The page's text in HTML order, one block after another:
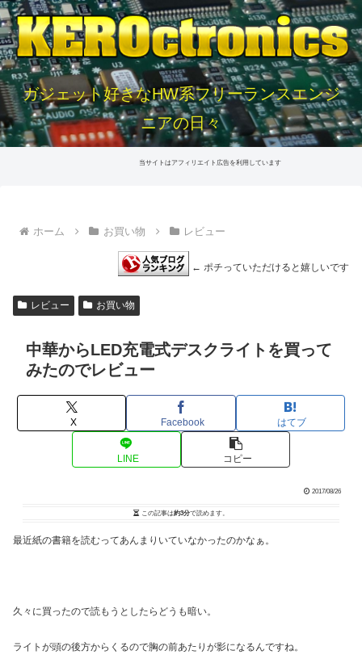
ガジェット好きなHW系フリーランスエンジ
ニアの日々
当サイトはアフィリエイト広告を利用しています
ホーム お買い物 レビュー
← ポチっていただけると嬉しいです
レビュー お買い物
中華からLED充電式デスクライトを買って
みたのでレビュー
X Facebook はてブ
LINE コピー
2017/08/26
この記事は約3分で読めます。
最近紙の書籍を読むってあんまりいていなかったのかなぁ。
久々に買ったので読もうとしたらどうも暗い。
ライトが頭の後方からくるので胸の前あたりが影になるんですね。